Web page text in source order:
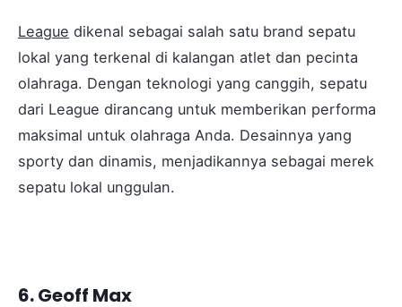
League dikenal sebagai salah satu brand sepatu
lokal yang terkenal di kalangan atlet dan pecinta
olahraga. Dengan teknologi yang canggih, sepatu
dari League dirancang untuk memberikan performa
maksimal untuk olahraga Anda. Desainnya yang
sporty dan dinamis, menjadikannya sebagai merek
sepatu lokal unggulan.
6. Geoff Max